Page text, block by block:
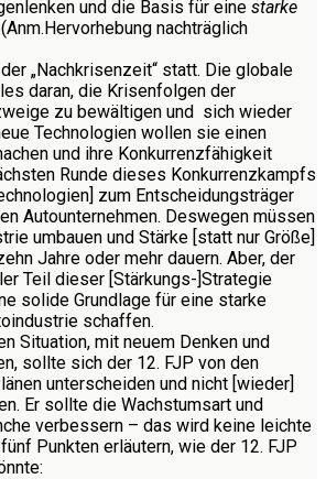
und die Basis für eine starke
nachträglich
„Nachkrisenzeit“ statt. Die globale
daran, die Krisenfolgen der
zu bewältigen und sich wieder
Technologien wollen sie einen
und ihre Konkurrenzfähigkeit
Runde dieses Konkurrenzkampfs
zum Entscheidungsträger
Autounternehmen. Deswegen müssen
umbauen und Stärke [statt nur Größe]
Jahre oder mehr dauern. Aber, der
Teil dieser [Stärkungs-]Strategie
solide Grundlage für eine starke
schaffen.
Situation, mit neuem Denken und
sollte sich der 12. FJP von den
unterscheiden und nicht [wieder]
Er sollte die Wachstumsart und
verbessern – das wird keine leichte
Punkten erläutern, wie der 12. FJP